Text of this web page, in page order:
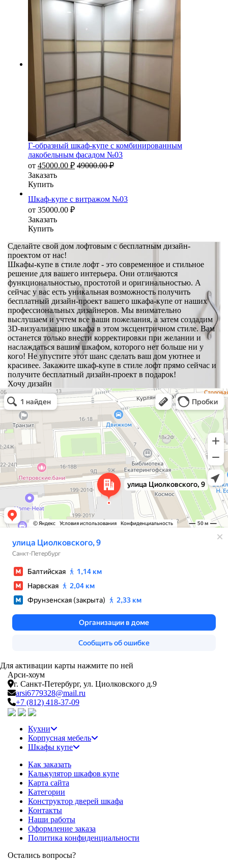
Г-образный шкаф-купе с комбинированным
лакобельным фасадом №03
от 45000.00 ₽ 49000.00₽
Заказать
Купить
Шкаф-купе с витражом №03
от 35000.00 ₽
Заказать
Купить
Сделайте свой дом лофтовым с бесплатным дизайн-
проектом от нас!
Шкафы-купе в стиле лофт - это современное и стильное
решение для вашего интерьера. Они отличаются
функциональностью, простотой и оригинальностью. А
сейчас у вас есть уникальная возможность получить
бесплатный дизайн-проект вашего шкафа-купе от наших
профессиональных дизайнеров. Мы внимательно
выслушаем и учтем все ваши пожелания, а затем создадим
3D-визуализацию шкафа в этом эксцентричном стиле. Вам
останется только внести корректировки при желании и
наслаждаться вашим шкафом, которого нет больше ни у
кого! Не упустите этот шанс сделать ваш дом уютнее и
красивее. Закажите шкаф-купе в стиле лофт прямо сейчас и
получите бесплатный дизайн-проект в подарок!
Хочу дизайн
Для активации карты нажмите по ней
Арси-хоум
г. Санкт-Петербург, ул. Циолковского д.9
arsi6779328@mail.ru
+7 (812) 418-37-09
Кухни
Корпусная мебель
Шкафы купе
Как заказать
Калькулятор шкафов купе
Карта сайта
Категории
Конструктор дверей шкафа
Контакты
Наши работы
Оформление заказа
Политика конфиденциальности
Остались вопросы?